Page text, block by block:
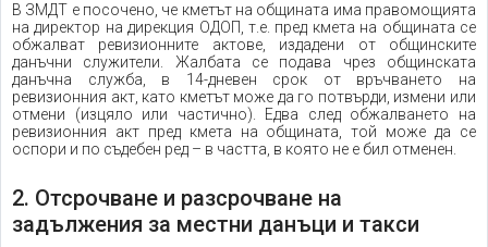
В ЗМДТ е посочено, че кметът на общината има правомощията
на директор на дирекция ОДОП, т.е. пред кмета на общината се
обжалват ревизионните актове, издадени от общинските
данъчни служители. Жалбата се подава чрез общинската
данъчна служба, в 14-дневен срок от връчването на
ревизионния акт, като кметът може да го потвърди, измени или
отмени (изцяло или частично). Едва след обжалването на
ревизионния акт пред кмета на общината, той може да се
оспори и по съдебен ред – в частта, в която не е бил отменен.
2. Отсрочване и разсрочване на
задължения за местни данъци и такси